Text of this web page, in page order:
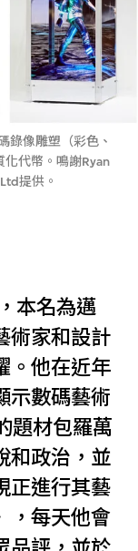
錄像雕塑（彩色、
代幣。鳴謝Ryan
提供。
本名為邁
術家和設計
。他在近年
示數碼藝術
題材包羅萬
和政治，並
正進行其藝
，每天他會